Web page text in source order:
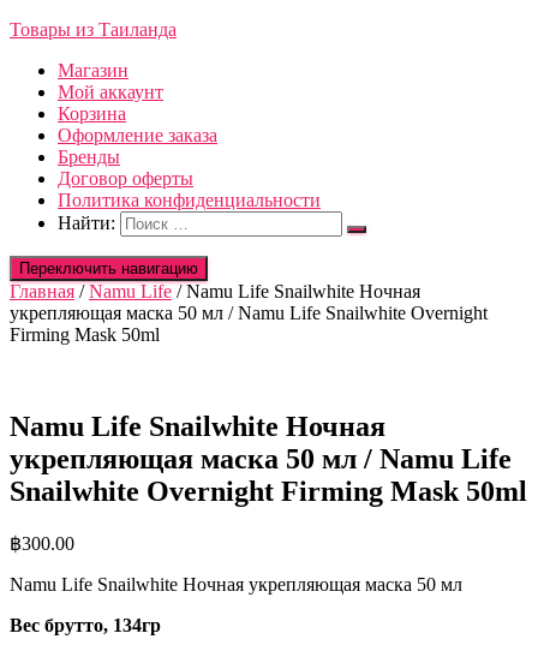
Товары из Таиланда
Магазин
Мой аккаунт
Корзина
Оформление заказа
Бренды
Договор оферты
Политика конфиденциальности
Найти:
Переключить навигацию
Главная /Namu Life / Namu Life Snailwhite Ночная
укрепляющая маска 50 мл / Namu Life Snailwhite Overnight
Firming Mask 50ml
Namu Life Snailwhite Ночная
укрепляющая маска 50 мл / Namu Life
Snailwhite Overnight Firming Mask 50ml
฿300.00
Namu Life Snailwhite Ночная укрепляющая маска 50 мл
Вес брутто, 134гр